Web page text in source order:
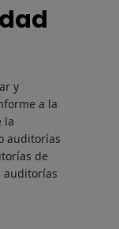
y
a la
la
auditorías
de
auditorías